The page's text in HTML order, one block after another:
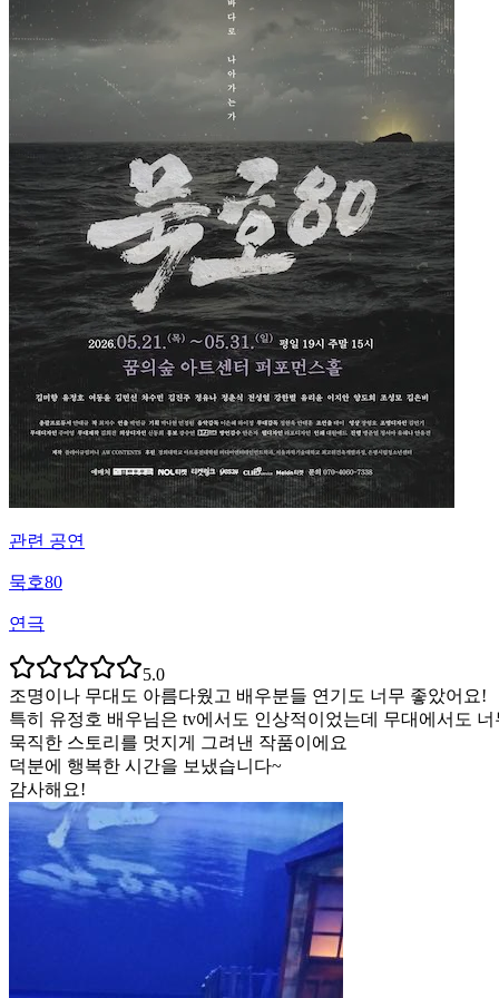
관련 공연
묵호80
연극
5.0
조명이나 무대도 아름다웠고 배우분들 연기도 너무 좋았어요!
특히 유정호 배우님은 tv에서도 인상적이었는데 무대에서도
묵직한 스토리를 멋지게 그려낸 작품이에요
덕분에 행복한 시간을 보냈습니다~
감사해요!